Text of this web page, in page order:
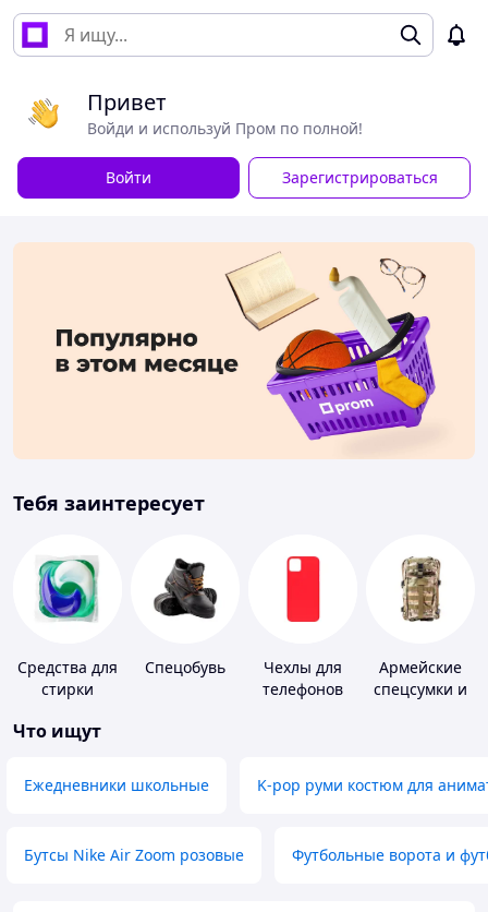
Привет
Войди и используй Пром по полной!
Войти Зарегистрироваться
Тебя заинтересует
Средства для
стирки
Спецобувь
Чехлы для
телефонов
Армейские
спецсумки и
Что ищут
Ежедневники школьные K-pop руми костюм для
Бутсы Nike Air Zoom розовые Футбольные ворота и